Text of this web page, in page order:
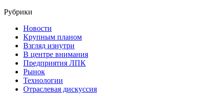
Рубрики
Новости
Крупным планом
Взгляд изнутри
В центре внимания
Предприятия ЛПК
Рынок
Технологии
Отраслевая дискуссия